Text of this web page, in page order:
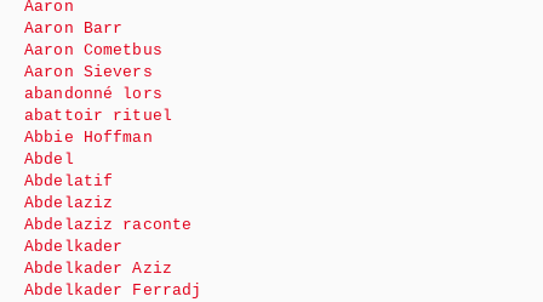
Aaron
Aaron Barr
Aaron Cometbus
Aaron Sievers
abandonné lors
abattoir rituel
Abbie Hoffman
Abdel
Abdelatif
Abdelaziz
Abdelaziz raconte
Abdelkader
Abdelkader Aziz
Abdelkader Ferradj